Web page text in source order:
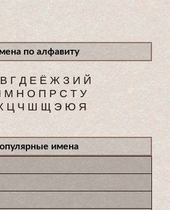
по алфавиту
В ГД Е Ё Ж З И Й
М Н О П Р С Т У
Ц Ч Ш Щ Э Ю Я
имена